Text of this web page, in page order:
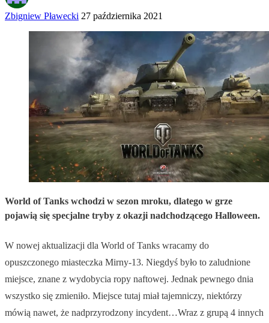
Zbigniew Pławecki 27 października 2021
World of Tanks wchodzi w sezon mroku, dlatego w grze
pojawią się specjalne tryby z okazji nadchodzącego Halloween.
W nowej aktualizacji dla World of Tanks wracamy do
opuszczonego miasteczka Mirny-13. Niegdyś było to zaludnione
miejsce, znane z wydobycia ropy naftowej. Jednak pewnego dnia
wszystko się zmieniło. Miejsce tutaj miał tajemniczy, niektórzy
mówią nawet, że nadprzyrodzony incydent…Wraz z grupą 4 innych